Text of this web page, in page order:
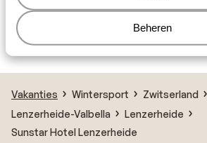
Beheren
Vakanties Wintersport
Zwitserland
Lenzerheide-Valbella
Lenzerheide
Sunstar Hotel Lenzerheide